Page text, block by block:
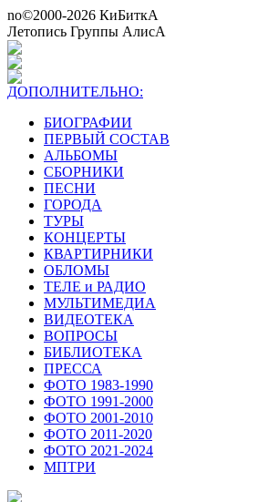
no©2000-2026 КиБиткА
Летопись Группы АлисА
ДОПОЛНИТЕЛЬНО:
БИОГРАФИИ
ПЕРВЫЙ СОСТАВ
АЛЬБОМЫ
СБОРНИКИ
ПЕСНИ
ГОРОДА
ТУРЫ
КОНЦЕРТЫ
КВАРТИРНИКИ
ОБЛОМЫ
ТЕЛЕ и РАДИО
МУЛЬТИМЕДИА
ВИДЕОТЕКА
ВОПРОСЫ
БИБЛИОТЕКА
ПРЕССА
ФОТО 1983-1990
ФОТО 1991-2000
ФОТО 2001-2010
ФОТО 2011-2020
ФОТО 2021-2024
МПТРИ